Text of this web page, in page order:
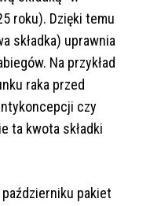
roku). Dzięki temu
składka) uprawnia
Na przykład
raka przed
czy
ta kwota składki
październiku pakiet